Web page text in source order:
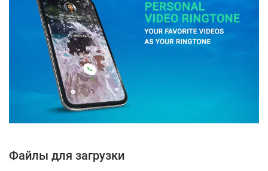
Файлы для загрузки